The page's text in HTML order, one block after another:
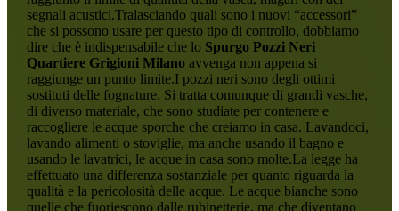
segnali acustici.Tralasciando quali sono i nuovi “accessori”
che si possono usare per questo tipo di controllo, dobbiamo
dire che è indispensabile che lo Spurgo Pozzi Neri
Quartiere Grigioni Milanoavvenga non appena si
raggiunge un punto limite.I pozzi neri sono degli ottimi
sostituti delle fognature. Si tratta comunque di grandi vasche,
di diverso materiale, che sono studiate per contenere e
raccogliere le acque sporche che creiamo in casa. Lavandoci,
lavando alimenti o stoviglie, ma anche usando il bagno e
usando le lavatrici, le acque in casa sono molte.La legge ha
effettuato una differenza sostanziale per quanto riguarda la
qualità e la pericolosità delle acque. Le acque bianche sono
quelle che fuoriescono dalle rubinetterie, ma che diventano